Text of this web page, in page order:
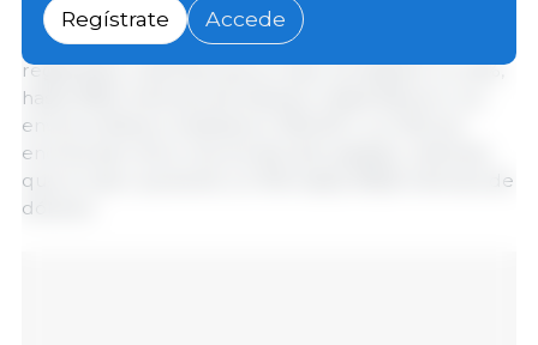
en febrero, con un incremento del 21% respecto a
hace un año, hasta 94.272 t (el octavo más alto
registrado), mientras que el valor se disparó un 22%,
hasta 189,5 millones de dólares. Hasta febrero, los
envíos a México totalizaron 196.453 t, un 12% por
encima del ritmo récord del año pasado, mientras
que el valor aumentó un 15% hasta 396,8 millones de
dólares.
Regístrate Accede